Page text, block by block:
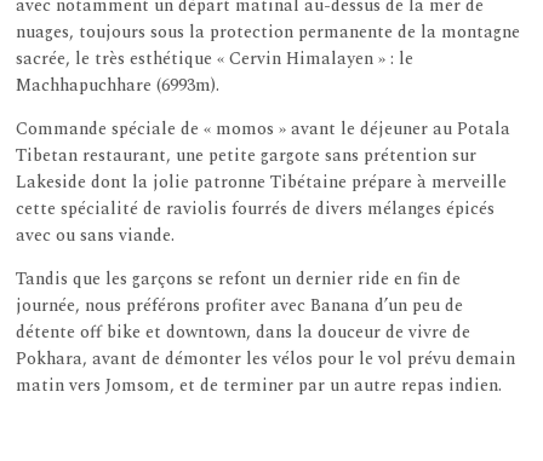
avec notamment un départ matinal au-dessus de la mer de
nuages, toujours sous la protection permanente de la montagne
sacrée, le très esthétique « Cervin Himalayen » : le
Machhapuchhare (6993m).
Commande spéciale de « momos » avant le déjeuner au Potala
Tibetan restaurant, une petite gargote sans prétention sur
Lakeside dont la jolie patronne Tibétaine prépare à merveille
cette spécialité de raviolis fourrés de divers mélanges épicés
avec ou sans viande.
Tandis que les garçons se refont un dernier ride en fin de
journée, nous préférons profiter avec Banana d’un peu de
détente off bike et downtown, dans la douceur de vivre de
Pokhara, avant de démonter les vélos pour le vol prévu demain
matin vers Jomsom, et de terminer par un autre repas indien.